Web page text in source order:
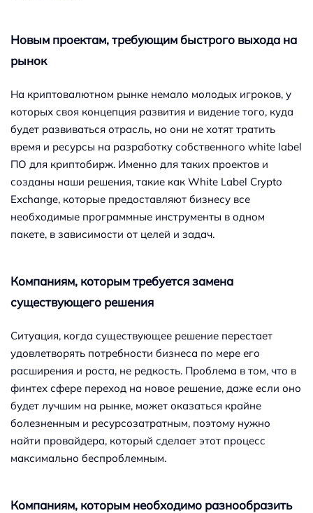
Новым проектам, требующим быстрого выхода на
рынок
На криптовалютном рынке немало молодых игроков, у
которых своя концепция развития и видение того, куда
будет развиваться отрасль, но они не хотят тратить
время и ресурсы на разработку собственного white label
ПО для криптобирж. Именно для таких проектов и
созданы наши решения, такие как White Label Crypto
Exchange, которые предоставляют бизнесу все
необходимые программные инструменты в одном
пакете, в зависимости от целей и задач.
Компаниям, которым требуется замена
существующего решения
Ситуация, когда существующее решение перестает
удовлетворять потребности бизнеса по мере его
расширения и роста, не редкость. Проблема в том, что в
финтех сфере переход на новое решение, даже если оно
будет лучшим на рынке, может оказаться крайне
болезненным и ресурсозатратным, поэтому нужно
найти провайдера, который сделает этот процесс
максимально беспроблемным.
Компаниям, которым необходимо разнообразить